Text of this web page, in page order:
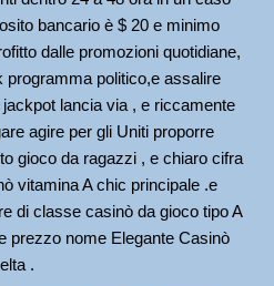
bancario è $ 20 e minimo
dalle promozioni quotidiane,
politico,e assalire
jackpot lancia via , e riccamente
agire per gli Uniti proporre
gioco da ragazzi , e chiaro cifra
vitamina A chic principale .e
di classe casinò da gioco tipo A
prezzo nome Elegante Casinò
.